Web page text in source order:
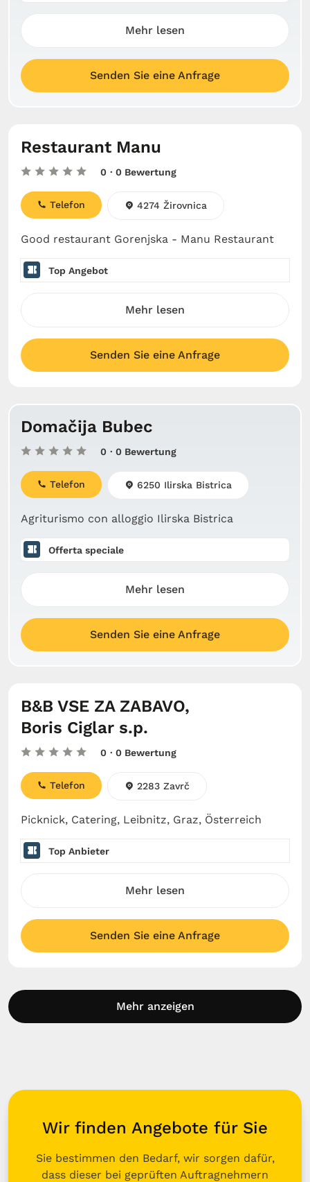
Mehr lesen
Senden Sie eine Anfrage
Restaurant Manu
0 · 0 Bewertung
Good restaurant Gorenjska - Manu Restaurant
Telefon 4274 Žirovnica
Top Angebot
Mehr lesen
Senden Sie eine Anfrage
Domačija Bubec
0 · 0 Bewertung
Agriturismo con alloggio Ilirska Bistrica
Telefon 6250 Ilirska Bistrica
Offerta speciale
Mehr lesen
Senden Sie eine Anfrage
B&B VSE ZA ZABAVO,
Boris Ciglar s.p.
0 · 0 Bewertung
Picknick, Catering, Leibnitz, Graz, Österreich
Telefon 2283 Zavrč
Top Anbieter
Mehr lesen
Senden Sie eine Anfrage
Mehr anzeigen
Wir finden Angebote für Sie
Sie bestimmen den Bedarf, wir sorgen dafür,
dass dieser bei geprüften Auftragnehmern